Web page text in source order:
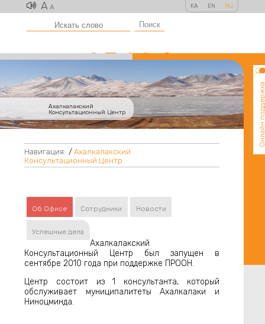
A A KA EN RU
Поиск
Ахалкалакский
Консультационный Центр
Онлайн
Навигация: / Ахалкалакский
Консультационный Центр
Об Офисе Сотрудники Новости
Успешные дела
Ахалкалакский
Консультационный Центр был запущен в
сентябре 2010 года при поддержке ПРООН.
Центр состоит из 1 консультанта, который
обслуживает муниципалитеты Ахалкалаки и
Ниноцминда.